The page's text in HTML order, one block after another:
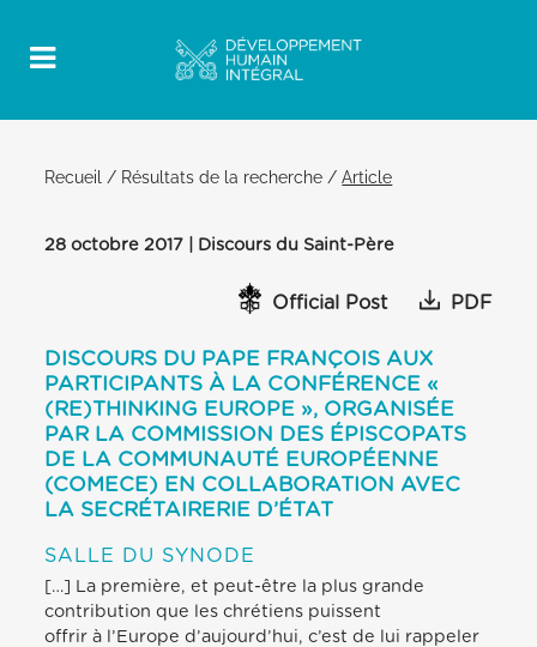
Recueil / Résultats de la recherche /Article
28 octobre 2017 | Discours du Saint-Père
Official Post PDF
DISCOURS DU PAPE FRANÇOIS AUX
PARTICIPANTS À LA CONFÉRENCE «
(RE)THINKING EUROPE », ORGANISÉE
PAR LA COMMISSION DES ÉPISCOPATS
DE LA COMMUNAUTÉ EUROPÉENNE
(COMECE) EN COLLABORATION AVEC
LA SECRÉTAIRERIE D’ÉTAT
SALLE DU SYNODE
[…] La première, et peut-être la plus grande
contribution que les chrétiens puissent
offrir à l’Europe d’aujourd’hui, c’est de lui rappeler